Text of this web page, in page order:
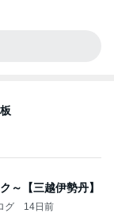
～【三越伊勢丹】
グ 14日前